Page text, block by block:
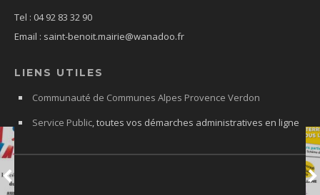
Tel : 04 92 83 32 90
Email : saint-benoit.mairie@wanadoo.fr
LIENS UTILES
Communauté de Communes Alpes Provence Verdon
Service Public, toutes vos démarches administratives en ligne